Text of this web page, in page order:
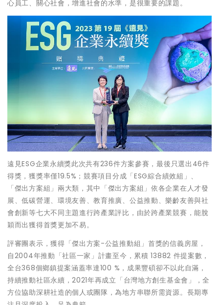
心員工、關心社會，增進社會的水準，是很重要的課題。
遠見ESG企業永續獎此次共有236件方案參賽，最後只選出46件
得獎，獲獎率僅19.5%；競賽項目分成「ESG綜合績效組」、
「傑出方案組」兩大類，其中「傑出方案組」依各企業在人才發
展、低碳營運、環境友善、教育推廣、公益推動、樂齡友善與社
會創新等七大不同主題進行跨產業評比，由於跨產業競賽，能脫
穎而出獲得首獎更加不易。
評審團表示，獲得「傑出方案-公益推動組」首獎的信義房屋，
自2004年推動「社區一家」計畫至今，累積 13882 件提案數，
全台368個鄉鎮提案涵蓋率達100 %，成果豐碩卻不以此自滿，
持續推動社區永續，2021年再成立「台灣地方創生基金會」，全
方位協助深耕社造的個人或團隊，為地方串聯所需資源。長期專